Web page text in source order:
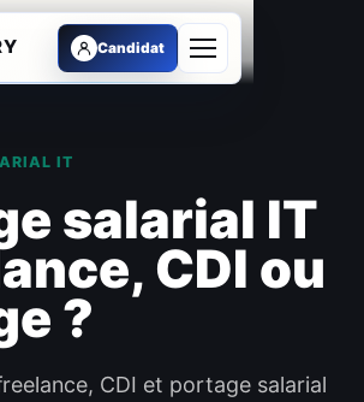
Candidat
Ouvrir le menu
IT
salarial IT
CDI ou
?
CDI et portage salarial